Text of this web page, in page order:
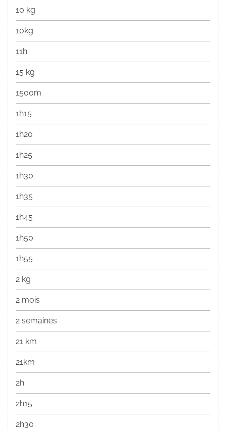
10 kg
10kg
11h
15 kg
1500m
1h15
1h20
1h25
1h30
1h35
1h45
1h50
1h55
2 kg
2 mois
2 semaines
21 km
21km
2h
2h15
2h30